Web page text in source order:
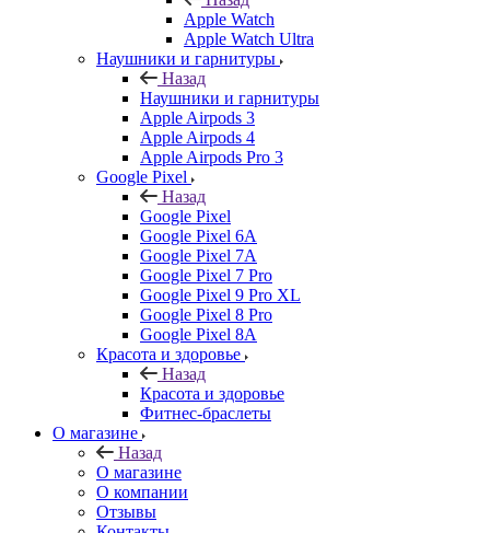
Apple Watch
Apple Watch Ultra
Наушники и гарнитуры
Назад
Наушники и гарнитуры
Apple Airpods 3
Apple Airpods 4
Apple Airpods Pro 3
Google Pixel
Назад
Google Pixel
Google Pixel 6A
Google Pixel 7А
Google Pixel 7 Pro
Google Pixel 9 Pro XL
Google Pixel 8 Pro
Google Pixel 8A
Красота и здоровье
Назад
Красота и здоровье
Фитнес-браслеты
О магазине
Назад
О магазине
О компании
Отзывы